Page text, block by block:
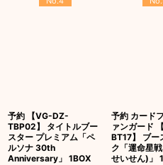
予約 【VG-DZ-
TBP02】 タイトルブー
スター プレミアム「ペ
ルソナ 30th
Anniversary」 1BOX
予約 カード
ァンガード
BT17】 ブー
ク「運命星
せいせん)」